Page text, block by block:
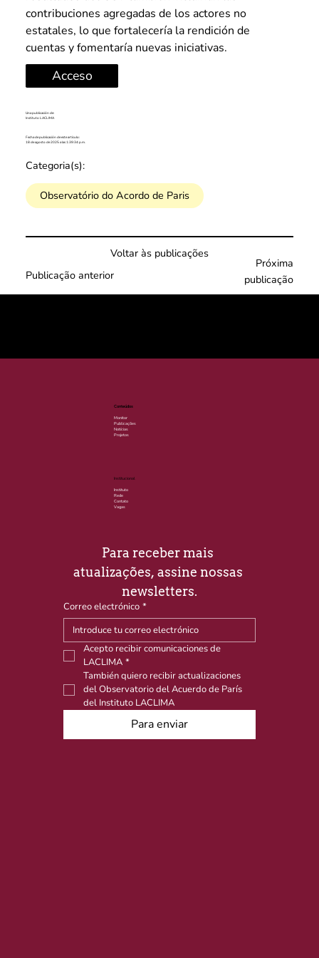
contribuciones agregadas de los actores no
estatales, lo que fortalecería la rendición de
cuentas y fomentaría nuevas iniciativas.
Acceso
Una publicación de:
Instituto LACLIMA
Fecha de publicación de este artículo:
18 de agosto de 2025 a las 1:39:34 p.m.
Categoria(s):
Observatório do Acordo de Paris
Voltar às publicações
Publicação anterior
Próxima
publicação
Conteúdos
Monitor
Publicações
Notícias
Projetos
Institucional
Instituto
Rede
Contato
Vagas
Para receber mais
atualizações, assine nossas
newsletters.
Correo electrónico *
Acepto recibir comunicaciones de
LACLIMA *
También quiero recibir actualizaciones
del Observatorio del Acuerdo de París
del Instituto LACLIMA
Para enviar